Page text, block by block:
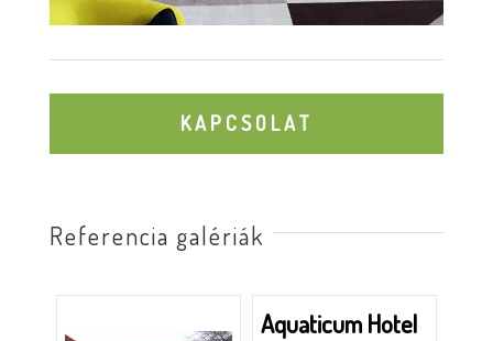
KAPCSOLAT
Referencia galériák
Aquaticum Hotel